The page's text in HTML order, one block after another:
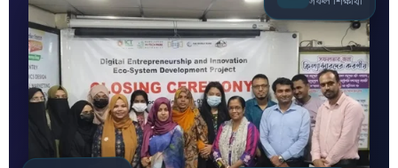
সফল শিক্ষার্থী